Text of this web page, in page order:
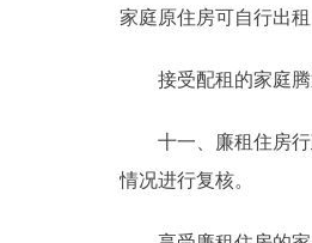
家庭原住房可自行出
接受配租的家庭腾
十一、廉租住房行
情况进行复核。